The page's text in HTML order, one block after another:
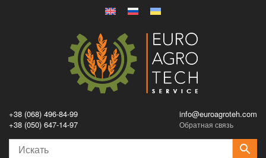
+38 (068) 496-84-99
+38 (050) 647-14-97
info@euroagroteh.com
Обратная связь